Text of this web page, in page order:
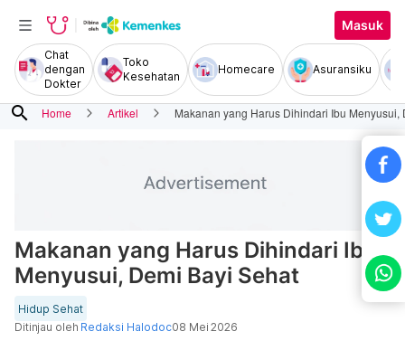
Masuk
Chat
dengan
Dokter
Toko
Kesehatan
Homecare Asuransiku
search Home Artikel Makanan yang Harus Dihindari Ibu Menyusui,
Makanan yang Harus Dihindari Ibu
Menyusui, Demi Bayi Sehat
Hidup Sehat
Ditinjau oleh Redaksi Halodoc08 Mei 2026